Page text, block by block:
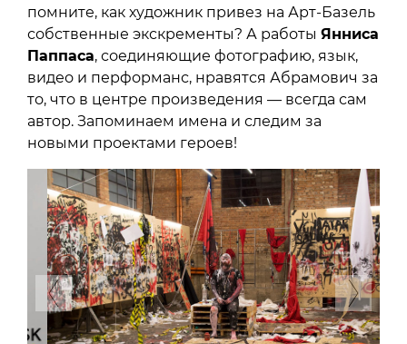
помните, как художник привез на Арт-Базель
собственные экскременты? А работы Янниса
Паппаса, соединяющие фотографию, язык,
видео и перформанс, нравятся Абрамович за
то, что в центре произведения — всегда сам
автор. Запоминаем имена и следим за
новыми проектами героев!
Previous Next